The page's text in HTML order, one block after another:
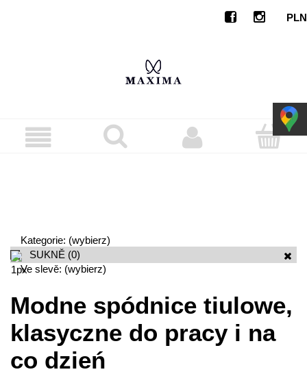
Kategorie: (wybierz)
SUKNĚ (0)
Ve slevě: (wybierz)
Modne spódnice tiulowe,
klasyczne do pracy i na
co dzień